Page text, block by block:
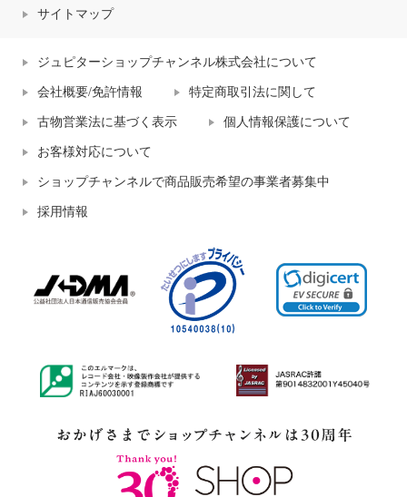
サイトマップ
ジュピターショップチャンネル株式会社について
会社概要/免許情報 特定商取引法に関して
古物営業法に基づく表示 個人情報保護について
お客様対応について
ショップチャンネルで商品販売希望の事業者募集中
採用情報